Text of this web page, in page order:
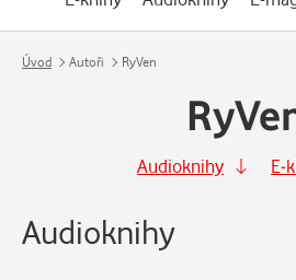
Úvod Autoři RyVen
Audioknihy E-
Audioknihy